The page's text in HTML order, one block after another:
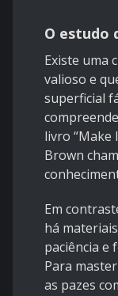
O estudo
Existe uma
valioso e
superficial
livro “Make
Brown
Em
há
paciência e
Para
as pazes